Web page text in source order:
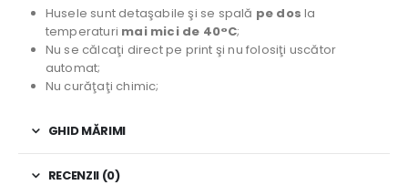
Husele sunt detaşabile şi se spală pe dos la
temperaturi mai mici de 40°C;
Nu se călcaţi direct pe print şi nu folosiţi uscător
automat;
Nu curăţaţi chimic;
GHID MĂRIMI
RECENZII (0)